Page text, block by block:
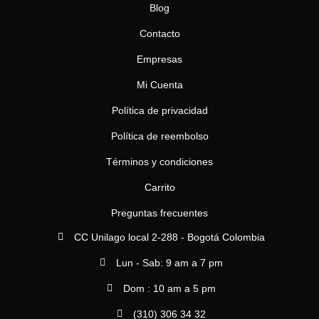
Blog
Contacto
Empresas
Mi Cuenta
Política de privacidad
Política de reembolso
Términos y condiciones
Carrito
Preguntas frecuentes
CC Unilago local 2-288 - Bogotá Colombia
Lun - Sab: 9 am a 7 pm
Dom : 10 am a 5 pm
(310) 306 34 32